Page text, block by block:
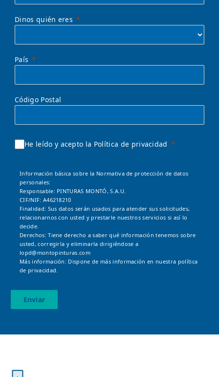
Dinos quién eres
País
Código Postal
He leído y acepto la Política de privacidad
Información básica sobre la Normativa de protección de datos
personales:
Responsable: PINTURAS MONTÓ, S.A.U.
CIF/NIF: A46218210
Finalidad: Sus datos serán usados para atender sus solicitudes,
relacionarnos con usted y prestarle nuestros servicios si así lo
decide.
Derechos: Tiene derecho a saber qué información tenemos sobre
usted, corregirla y eliminarla dirigiéndose a
lopd@montopinturas.com
Más información: Dispone de más información en nuestra política
de privacidad.
Enviar